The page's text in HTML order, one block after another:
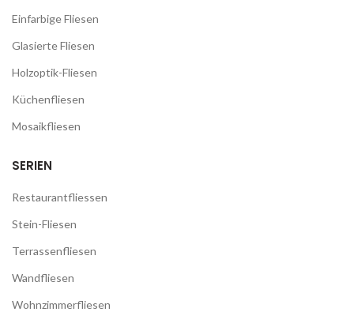
Einfarbige Fliesen
Glasierte Fliesen
Holzoptik-Fliesen
Küchenfliesen
Mosaikfliesen
SERIEN
Restaurantfliessen
Stein-Fliesen
Terrassenfliesen
Wandfliesen
Wohnzimmerfliesen